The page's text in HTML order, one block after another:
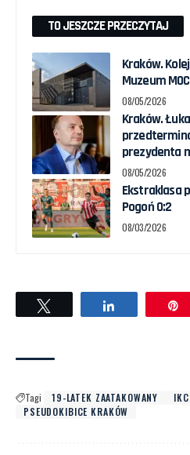
TO JESZCZE PRZECZYTAJ
Kraków.
Muzeum
08/05/2026
Kraków.
prezydenta
08/05/2026
Ekstraklasa
Pogoń 0:2
08/03/2026
Udostępnij
Tagi 19-LATEK ZAATAKOWANY IKC
PSEUDOKIBICE KRAKÓW